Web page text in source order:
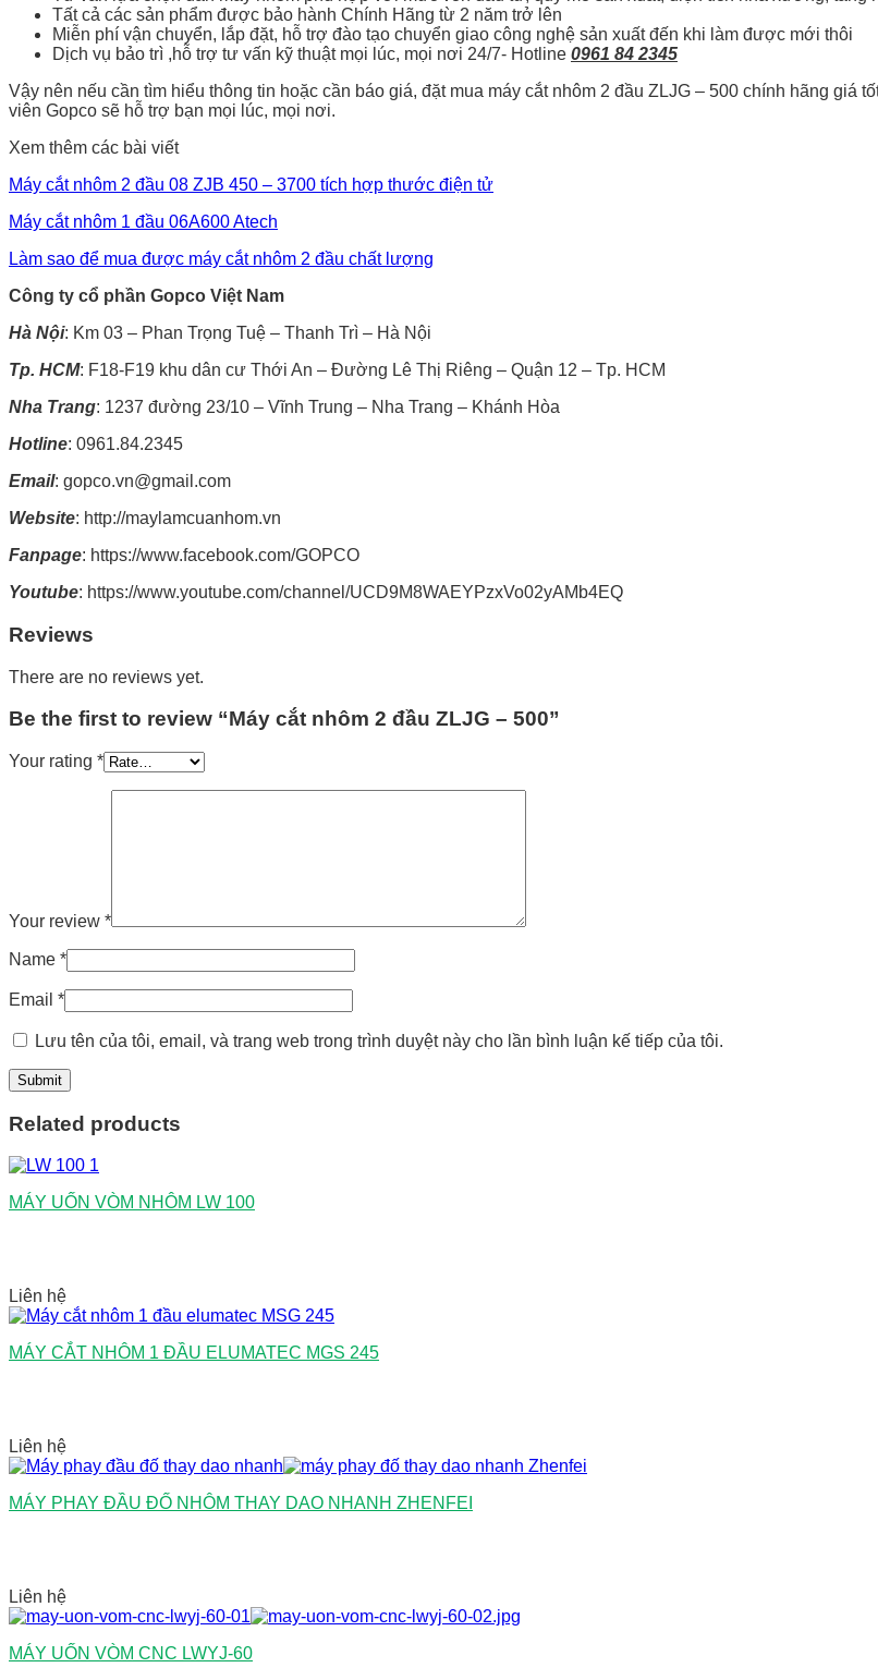
Tất cả các sản phẩm được bảo hành Chính Hãng từ 2 năm trở lên
Miễn phí vận chuyển, lắp đặt, hỗ trợ đào tạo chuyển giao công nghệ sản xuất đến khi làm được mới thôi
Dịch vụ bảo trì ,hỗ trợ tư vấn kỹ thuật mọi lúc, mọi nơi 24/7- Hotline 0961 84 2345
Vậy nên nếu cần tìm hiểu thông tin hoặc cần báo giá, đặt mua máy cắt nhôm 2 đầu ZLJG – 500 chính hãng giá
viên Gopco sẽ hỗ trợ bạn mọi lúc, mọi nơi.
Xem thêm các bài viết
Máy cắt nhôm 2 đầu 08 ZJB 450 – 3700 tích hợp thước điện tử
Máy cắt nhôm 1 đầu 06A600 Atech
Làm sao để mua được máy cắt nhôm 2 đầu chất lượng
Công ty cổ phần Gopco Việt Nam
Hà Nội: Km 03 – Phan Trọng Tuệ – Thanh Trì – Hà Nội
Tp. HCM: F18-F19 khu dân cư Thới An – Đường Lê Thị Riêng – Quận 12 – Tp. HCM
Nha Trang: 1237 đường 23/10 – Vĩnh Trung – Nha Trang – Khánh Hòa
Hotline: 0961.84.2345
Email: gopco.vn@gmail.com
Website: http://maylamcuanhom.vn
Fanpage: https://www.facebook.com/GOPCO
Youtube: https://www.youtube.com/channel/UCD9M8WAEYPzxVo02yAMb4EQ
Reviews
There are no reviews yet.
Be the first to review “Máy cắt nhôm 2 đầu ZLJG – 500”
Your rating *
Your review *
Name *
Email *
Lưu tên của tôi, email, và trang web trong trình duyệt này cho lần bình luận kế tiếp của tôi.
Related products
MÁY UỐN VÒM NHÔM LW 100
Liên hệ
MÁY CẮT NHÔM 1 ĐẦU ELUMATEC MGS 245
Liên hệ
MÁY PHAY ĐẦU ĐỐ NHÔM THAY DAO NHANH ZHENFEI
Liên hệ
MÁY UỐN VÒM CNC LWYJ-60